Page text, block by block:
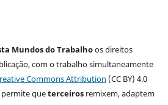
Mundos do Trabalhoos direitos
com o trabalho simultaneamente
Commons Attribution (CC BY) 4.0
queterceirosremixem, adaptem